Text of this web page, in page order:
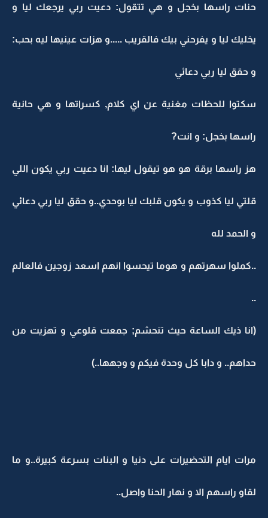
حنات راسها بخجل و هي تتقول: دعيت ربي يرجعك ليا و
يخليك ليا و يفرحني بيك فالقريب .....و هزات عينيها ليه بحب:
و حقق ليا ربي دعائي
سكتوا للحظات مغنية عن اي كلام, كسراتها و هي حانية
راسها بخجل: و انت?
هز راسها برقة هو هو تيقول ليها: انا دعيت ربي يكون اللي
قلتي ليا كذوب و يكون قلبك ليا بوحدي..و حقق ليا ربي دعائي
و الحمد لله
..كملوا سهرتهم و هوما تيحسوا انهم اسعد زوجين فالعالم
..
(انا ذيك الساعة حيث تنحشم; جمعت قلوعي و تهزيت من
حداهم.. و دابا كل وحدة فيكم و وجهها..)
مرات ايام التحضيرات على دنيا و البنات بسرعة كبيرة..و ما
لقاو راسهم الا و نهار الحنا واصل..